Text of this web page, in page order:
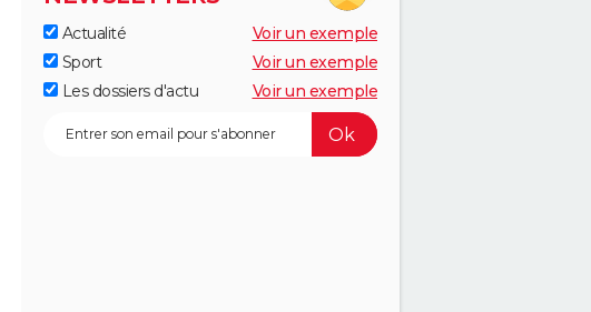
Actualité
Voir un exemple
Sport
Voir un exemple
Les dossiers d'actu
Voir un exemple